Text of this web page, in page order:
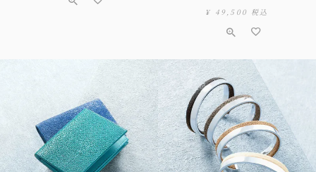
¥ 49,500 税込